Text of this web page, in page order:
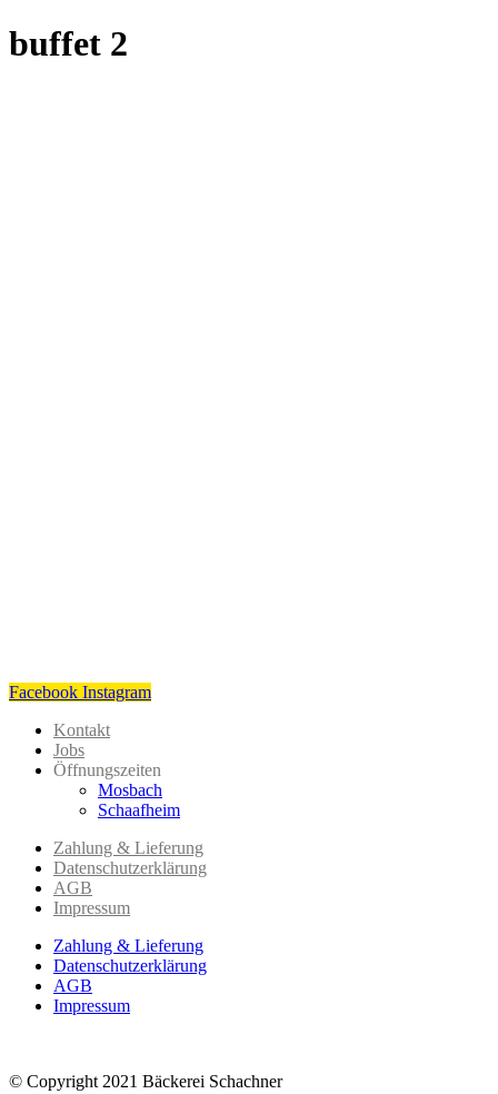
buffet 2
Facebook Instagram
Kontakt
Jobs
Öffnungszeiten
Mosbach
Schaafheim
Zahlung & Lieferung
Datenschutzerklärung
AGB
Impressum
Zahlung & Lieferung
Datenschutzerklärung
AGB
Impressum
© Copyright 2021 Bäckerei Schachner